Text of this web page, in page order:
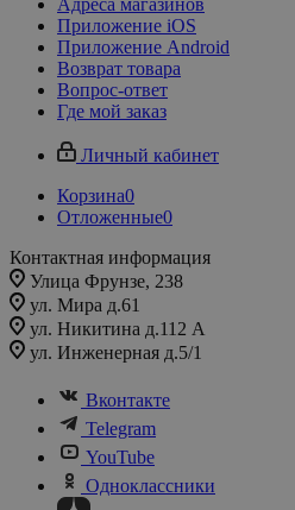
Приложение iOS
Приложение Android
Возврат товара
Вопрос-ответ
Где мой заказ
Личный кабинет
Корзина0
Отложенные0
Контактная информация
Улица Фрунзе, 238​
ул. Мира д.61
ул. Никитина д.112 А
ул. Инженерная д.5/1
Вконтакте
Telegram
YouTube
Одноклассники